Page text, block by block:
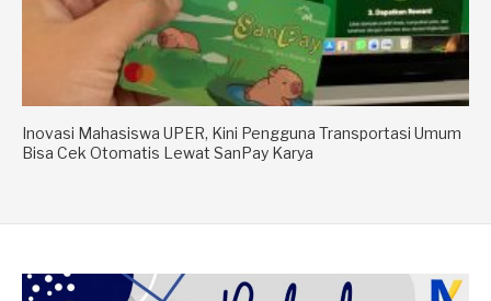
Inovasi Mahasiswa UPER, Kini Pengguna Transportasi Umum
Bisa Cek Otomatis Lewat SanPay Karya